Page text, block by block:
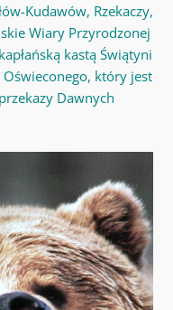
Kudawów, Rzekaczy,
Wiary Przyrodzonej
kastą Świątyni
który jest
Dawnych